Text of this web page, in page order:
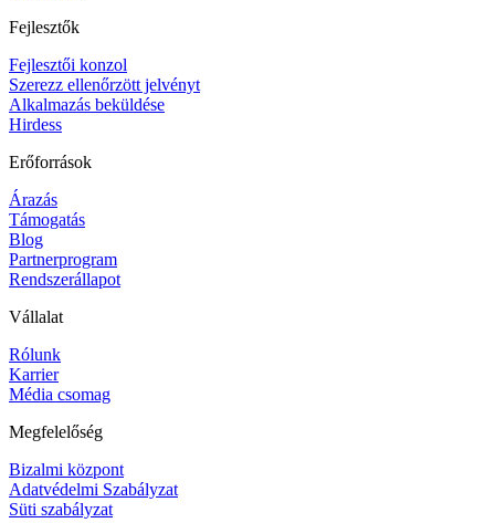
Fejlesztők
Fejlesztői konzol
Szerezz ellenőrzött jelvényt
Alkalmazás beküldése
Hirdess
Erőforrások
Árazás
Támogatás
Blog
Partnerprogram
Rendszerállapot
Vállalat
Rólunk
Karrier
Média csomag
Megfelelőség
Bizalmi központ
Adatvédelmi Szabályzat
Süti szabályzat